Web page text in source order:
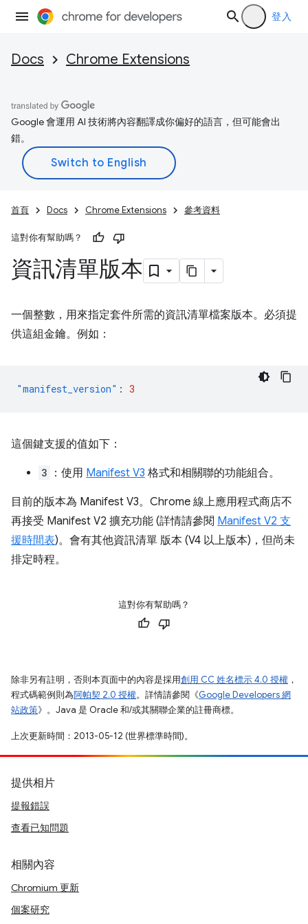
登入
Docs Chrome Extensions
Google 會運用 AI 技術將內容翻譯成你偏好的語言，但可能會出
錯。
首頁 Docs Chrome Extensions 參考資料
這對你有幫助嗎？
資訊清單版本
一個整數，用來指定套件所需的資訊清單檔案版本。必須提
供這組金鑰。例如：
"manifest_version" : 3
這個鍵支援的值如下：
3 ：使用 Manifest V3 格式和相關聯的功能組合。
目前的版本為 Manifest V3。Chrome 線上應用程式商店不
再接受 Manifest V2 擴充功能 (詳情請參閱 Manifest V2 支
援時間表)。會有其他資訊清單 版本 (V4 以上版本)，但尚未
排定時程。
這對你有幫助嗎？
除非另有註明，否則本頁面中的內容是採用創用 CC 姓名標示 4.0 授權 ，
程式碼範例則為阿帕契 2.0 授權。詳情請參閱《Google Developers 網
站政策》。Java 是 Oracle 和/或其關聯企業的註冊商標。
上次更新時間：2013-05-12 (世界標準時間)。
提供相片
提報錯誤
查看已知問題
相關內容
Chromium 更新
個案研究